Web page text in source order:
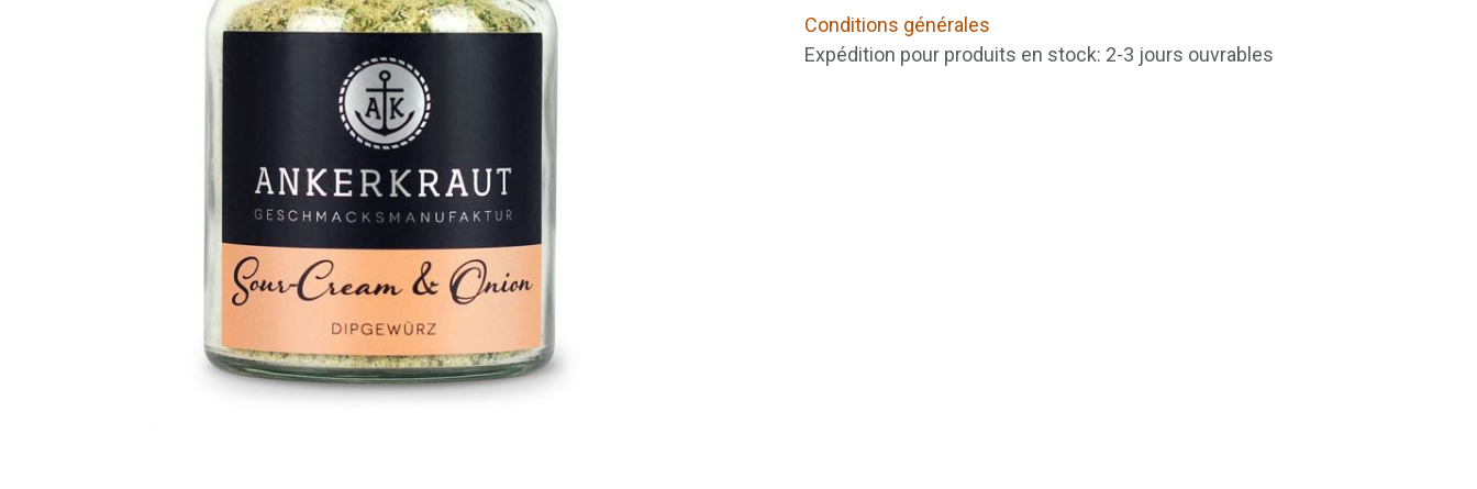
Conditions générales
Expédition pour produits en stock: 2-3 jours ouvrables